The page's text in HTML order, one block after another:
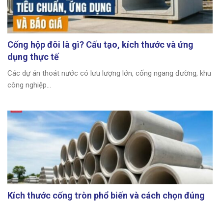
Cống hộp đôi là gì? Cấu tạo, kích thước và ứng
dụng thực tế
Các dự án thoát nước có lưu lượng lớn, cống ngang đường, khu
công nghiệp...
Kích thước cống tròn phổ biến và cách chọn đúng